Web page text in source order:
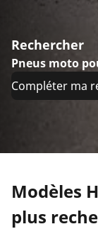
Rechercher
Pneus moto
Compléter ma
Modèles
plus